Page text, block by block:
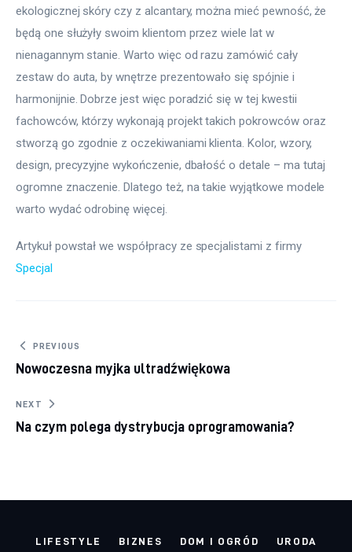
ekologicznej skóry czy z alcantary, można mieć pewność, że
będą one służyły swoim klientom przez wiele lat w
nienagannym stanie. Warto więc od razu zamówić cały
zestaw do auta, by wnętrze prezentowało się spójnie i
harmonijnie. Dobrze jest więc poradzić się w tej kwestii
fachowców, którzy wykonają projekt takich pokrowców oraz
stworzą go zgodnie z oczekiwaniami klienta. Kolor, wzory,
design, precyzyjne wykończenie, dbałość o detale – ma tutaj
ogromne znaczenie. Dlatego też, na takie wyjątkowe modele
warto wydać odrobinę więcej.
Artykuł powstał we współpracy ze specjalistami z firmy
Specjal
Nawigacja wpisu
PREVIOUS
Nowoczesna myjka ultradźwiękowa
NEXT
Na czym polega dystrybucja oprogramowania?
LIFESTYLE BIZNES DOM I OGRÓD URODA